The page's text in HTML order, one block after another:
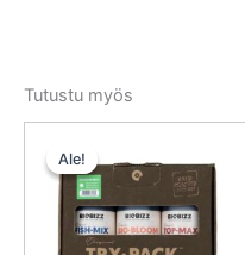
Tutustu myös
Ale!
Ale!
oli:
12,50 €.
on:
11,25 €.